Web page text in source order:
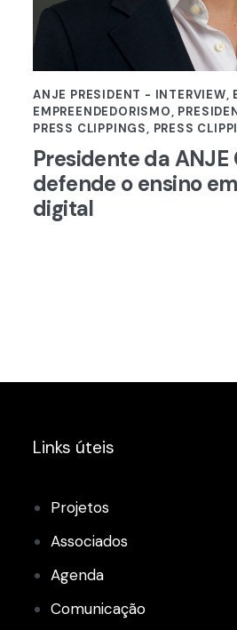
ANJE PRESIDENT - INTERVIEW,
EMPREENDEDORISMO,
PRESS CLIPPINGS, PRESS
Presidente da
defende o ensino
digital
Links úteis
Projetos
Associados
Agenda
Comunicação